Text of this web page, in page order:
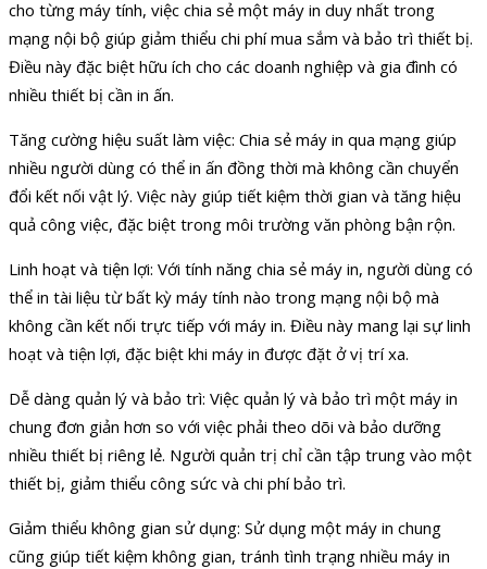
cho từng máy tính, việc chia sẻ một máy in duy nhất trong
mạng nội bộ giúp giảm thiểu chi phí mua sắm và bảo trì thiết bị.
Điều này đặc biệt hữu ích cho các doanh nghiệp và gia đình có
nhiều thiết bị cần in ấn.
Tăng cường hiệu suất làm việc: Chia sẻ máy in qua mạng giúp
nhiều người dùng có thể in ấn đồng thời mà không cần chuyển
đổi kết nối vật lý. Việc này giúp tiết kiệm thời gian và tăng hiệu
quả công việc, đặc biệt trong môi trường văn phòng bận rộn.
Linh hoạt và tiện lợi: Với tính năng chia sẻ máy in, người dùng có
thể in tài liệu từ bất kỳ máy tính nào trong mạng nội bộ mà
không cần kết nối trực tiếp với máy in. Điều này mang lại sự linh
hoạt và tiện lợi, đặc biệt khi máy in được đặt ở vị trí xa.
Dễ dàng quản lý và bảo trì: Việc quản lý và bảo trì một máy in
chung đơn giản hơn so với việc phải theo dõi và bảo dưỡng
nhiều thiết bị riêng lẻ. Người quản trị chỉ cần tập trung vào một
thiết bị, giảm thiểu công sức và chi phí bảo trì.
Giảm thiểu không gian sử dụng: Sử dụng một máy in chung
cũng giúp tiết kiệm không gian, tránh tình trạng nhiều máy in